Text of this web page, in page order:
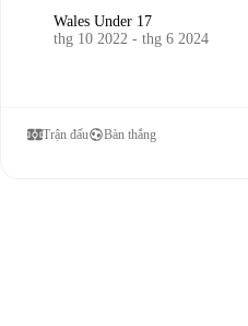
Wales Under 17
thg 10 2022 - thg 6 2024
Trận đấu Bàn thắng